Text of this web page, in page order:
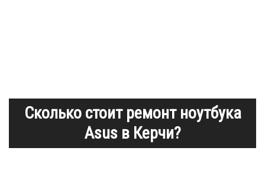
Сколько стоит ремонт ноутбука
Asus в Керчи?